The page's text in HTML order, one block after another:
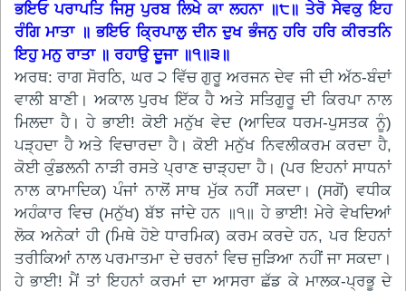
ਭਇਓ ਪਰਾਪਤਿ ਜਿਸੁ ਪੁਰਬ ਲਿਖੇ ਕਾ ਲਹਨਾ ॥੮॥ ਤੇਰੋ ਸੇਵਕੁ ਇਹ
ਰੰਗਿ ਮਾਤਾ ॥ ਭਇਓ ਕ੍ਰਿਪਾਲੁ ਦੀਨ ਦੁਖ ਭੰਜਨੁ ਹਰਿ ਹਰਿ ਕੀਰਤਨਿ
ਇਹੁ ਮਨੁ ਰਾਤਾ ॥ ਰਹਾਉ ਦੂਜਾ ॥੧॥੩॥
ਅਰਥ: ਰਾਗ ਸੋਰਠਿ, ਘਰ ੨ ਵਿੱਚ ਗੁਰੂ ਅਰਜਨ ਦੇਵ ਜੀ ਦੀ ਅੱਠ-ਬੰਦਾਂ
ਵਾਲੀ ਬਾਣੀ। ਅਕਾਲ ਪੁਰਖ ਇੱਕ ਹੈ ਅਤੇ ਸਤਿਗੁਰੂ ਦੀ ਕਿਰਪਾ ਨਾਲ
ਮਿਲਦਾ ਹੈ। ਹੇ ਭਾਈ! ਕੋਈ ਮਨੁੱਖ ਵੇਦ (ਆਦਿਕ ਧਰਮ-ਪੁਸਤਕ ਨੂੰ)
ਪੜ੍ਹਦਾ ਹੈ ਅਤੇ ਵਿਚਾਰਦਾ ਹੈ। ਕੋਈ ਮਨੁੱਖ ਨਿਵਲੀਕਰਮ ਕਰਦਾ ਹੈ,
ਕੋਈ ਕੁੰਡਲਨੀ ਨਾੜੀ ਰਸਤੇ ਪ੍ਰਾਣ ਚਾੜ੍ਹਦਾ ਹੈ। (ਪਰ ਇਹਨਾਂ ਸਾਧਨਾਂ
ਨਾਲ ਕਾਮਾਦਿਕ) ਪੰਜਾਂ ਨਾਲੋਂ ਸਾਥ ਮੁੱਕ ਨਹੀਂ ਸਕਦਾ। (ਸਗੋਂ) ਵਧੀਕ
ਅਹੰਕਾਰ ਵਿਚ (ਮਨੁੱਖ) ਬੱਝ ਜਾਂਦੇ ਹਨ ॥੧॥ ਹੇ ਭਾਈ! ਮੇਰੇ ਵੇਖਦਿਆਂ
ਲੋਕ ਅਨੇਕਾਂ ਹੀ (ਮਿਥੇ ਹੋਏ ਧਾਰਮਿਕ) ਕਰਮ ਕਰਦੇ ਹਨ, ਪਰ ਇਹਨਾਂ
ਤਰੀਕਿਆਂ ਨਾਲ ਪਰਮਾਤਮਾ ਦੇ ਚਰਨਾਂ ਵਿਚ ਜੁੜਿਆ ਨਹੀਂ ਜਾ ਸਕਦਾ।
ਹੇ ਭਾਈ! ਮੈਂ ਤਾਂ ਇਹਨਾਂ ਕਰਮਾਂ ਦਾ ਆਸਰਾ ਛੱਡ ਕੇ ਮਾਲਕ-ਪ੍ਰਭੂ ਦੇ